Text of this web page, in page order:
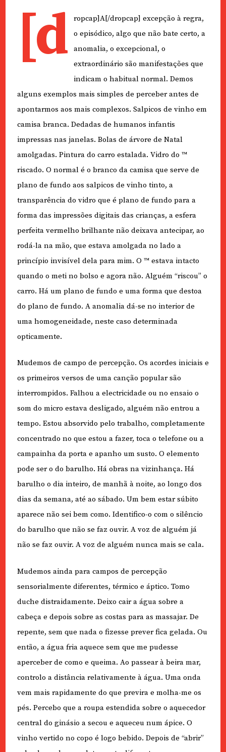
[d
ropcap]A[/dropcap] excepção à regra,
o episódico, algo que não bate certo, a
anomalia, o excepcional, o
extraordinário são manifestações que
indicam o habitual normal. Demos
alguns exemplos mais simples de perceber antes de
apontarmos aos mais complexos. Salpicos de vinho em
camisa branca. Dedadas de humanos infantis
impressas nas janelas. Bolas de árvore de Natal
amolgadas. Pintura do carro estalada. Vidro do ™
riscado. O normal é o branco da camisa que serve de
plano de fundo aos salpicos de vinho tinto, a
transparência do vidro que é plano de fundo para a
forma das impressões digitais das crianças, a esfera
perfeita vermelho brilhante não deixava antecipar, ao
rodá-la na mão, que estava amolgada no lado a
princípio invisível dela para mim. O ™ estava intacto
quando o meti no bolso e agora não. Alguém “riscou” o
carro. Há um plano de fundo e uma forma que destoa
do plano de fundo. A anomalia dá-se no interior de
uma homogeneidade, neste caso determinada
opticamente.
Mudemos de campo de percepção. Os acordes iniciais e
os primeiros versos de uma canção popular são
interrompidos. Falhou a electricidade ou no ensaio o
som do micro estava desligado, alguém não entrou a
tempo. Estou absorvido pelo trabalho, completamente
concentrado no que estou a fazer, toca o telefone ou a
campainha da porta e apanho um susto. O elemento
pode ser o do barulho. Há obras na vizinhança. Há
barulho o dia inteiro, de manhã à noite, ao longo dos
dias da semana, até ao sábado. Um bem estar súbito
aparece não sei bem como. Identifico-o com o silêncio
do barulho que não se faz ouvir. A voz de alguém já
não se faz ouvir. A voz de alguém nunca mais se cala.
Mudemos ainda para campos de percepção
sensorialmente diferentes, térmico e áptico. Tomo
duche distraidamente. Deixo cair a água sobre a
cabeça e depois sobre as costas para as massajar. De
repente, sem que nada o fizesse prever fica gelada. Ou
então, a água fria aquece sem que me pudesse
aperceber de como e queima. Ao passear à beira mar,
controlo a distância relativamente à água. Uma onda
vem mais rapidamente do que previra e molha-me os
pés. Percebo que a roupa estendida sobre o aquecedor
central do ginásio a secou e aqueceu num ápice. O
vinho vertido no copo é logo bebido. Depois de “abrir”